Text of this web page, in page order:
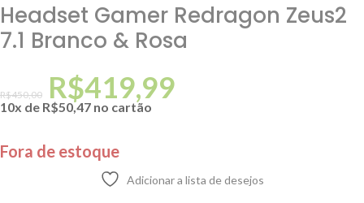
Headset Gamer Redragon Zeus2
7.1 Branco & Rosa
R$450,00 R$419,99
10x de R$50,47 no cartão
Fora de estoque
Adicionar a lista de desejos